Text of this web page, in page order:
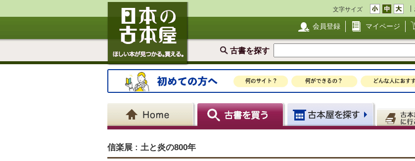
文字サイズ
会員登録 マイページ
古書を探す
信楽展 : 土と炎の800年